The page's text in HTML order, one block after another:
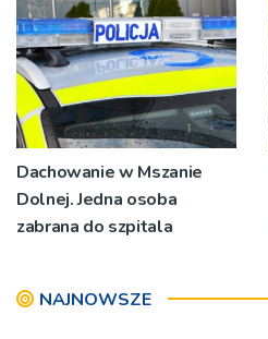
Dachowanie w Mszanie
Dolnej. Jedna osoba
zabrana do szpitala
NAJNOWSZE